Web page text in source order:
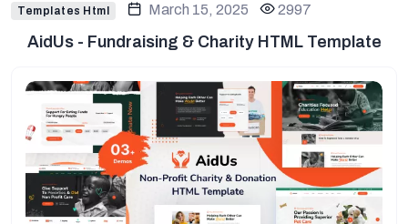
Templates Html March 15, 2025 2997
AidUs - Fundraising & Charity HTML Template